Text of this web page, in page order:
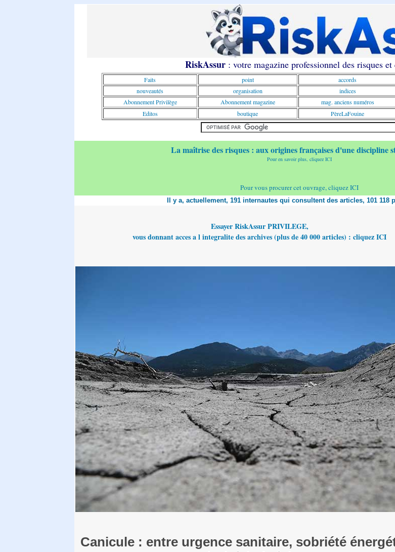
RiskAssur: votre magazine professionnel des risques et
Faits point accords
nouveautés
organisation indices
Abonnement Privilège
Abonnement magazine mag. anciens numéros
Editos boutique PèreLaFouine
La maîtrise des risques : aux origines françaises d'une discipline
Pour en savoir plus, cliquez ICI
Pour vous procurer cet ouvrage, cliquez ICI
Il y a, actuellement, 191 internautes qui consultent des articles, 101
Essayer RiskAssur PRIVILEGE,
vous donnant acces a l integralite des archives (plus de 40 000 articles) : cliquez ICI
Canicule : entre urgence sanitaire, sobriété